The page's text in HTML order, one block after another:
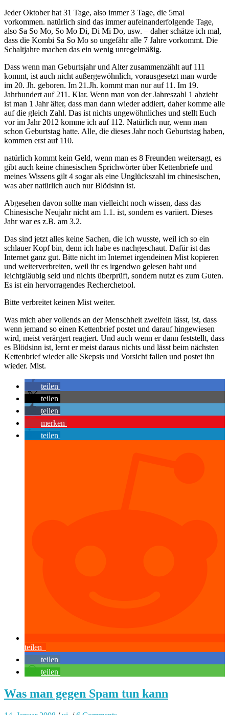
Jeder Oktober hat 31 Tage, also immer 3 Tage, die 5mal
vorkommen. natürlich sind das immer aufeinanderfolgende Tage,
also Sa So Mo, So Mo Di, Di Mi Do, usw. – daher schätze ich mal,
dass die Kombi Sa So Mo so ungefähr alle 7 Jahre vorkommt. Die
Schaltjahre machen das ein wenig unregelmäßig.
Dass wenn man Geburtsjahr und Alter zusammenzählt auf 111
kommt, ist auch nicht außergewöhnlich, vorausgesetzt man wurde
im 20. Jh. geboren. Im 21.Jh. kommt man nur auf 11. Im 19.
Jahrhundert auf 211. Klar. Wenn man von der Jahreszahl 1 abzieht
ist man 1 Jahr älter, dass man dann wieder addiert, daher komme alle
auf die gleich Zahl. Das ist nichts ungewöhnliches und stellt Euch
vor im Jahr 2012 komme ich auf 112. Natürlich nur, wenn man
schon Geburtstag hatte. Alle, die dieses Jahr noch Geburtstag haben,
kommen erst auf 110.
natürlich kommt kein Geld, wenn man es 8 Freunden weitersagt, es
gibt auch keine chinesischen Sprichwörter über Kettenbriefe und
meines Wissens gilt 4 sogar als eine Unglückszahl im chinesischen,
was aber natürlich auch nur Blödsinn ist.
Abgesehen davon sollte man vielleicht noch wissen, dass das
Chinesische Neujahr nicht am 1.1. ist, sondern es variiert. Dieses
Jahr war es z.B. am 3.2.
Das sind jetzt alles keine Sachen, die ich wusste, weil ich so ein
schlauer Kopf bin, denn ich habe es nachgeschaut. Dafür ist das
Internet ganz gut. Bitte nicht im Internet irgendeinen Mist kopieren
und weiterverbreiten, weil ihr es irgendwo gelesen habt und
leichtgläubig seid und nichts überprüft, sondern nutzt es zum Guten.
Es ist ein hervorragendes Recherchetool.
Bitte verbreitet keinen Mist weiter.
Was mich aber vollends an der Menschheit zweifeln lässt, ist, dass
wenn jemand so einen Kettenbrief postet und darauf hingewiesen
wird, meist verärgert reagiert. Und auch wenn er dann feststellt, dass
es Blödsinn ist, lernt er meist daraus nichts und lässt beim nächsten
Kettenbrief wieder alle Skepsis und Vorsicht fallen und postet ihn
wieder. Mist.
teilen
teilen
teilen
merken
teilen
teilen
teilen
teilen
Was man gegen Spam tun kann